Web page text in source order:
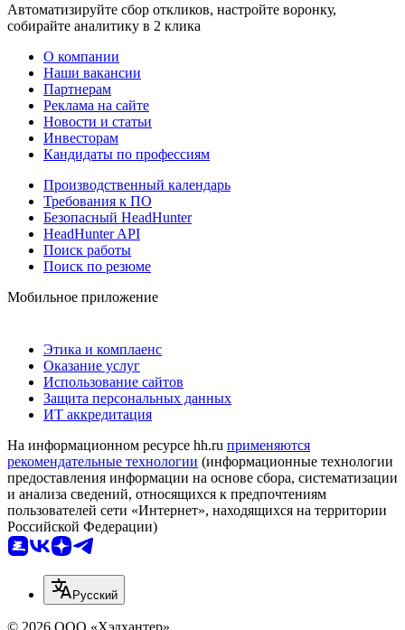
Автоматизируйте сбор откликов, настройте воронку,
собирайте аналитику в 2 клика
О компании
Наши вакансии
Партнерам
Реклама на сайте
Новости и статьи
Инвесторам
Кандидаты по профессиям
Производственный календарь
Требования к ПО
Безопасный HeadHunter
HeadHunter API
Поиск работы
Поиск по резюме
Мобильное приложение
Этика и комплаенс
Оказание услуг
Использование сайтов
Защита персональных данных
ИТ аккредитация
На информационном ресурсе hh.ru применяются
рекомендательные технологии (информационные технологии
предоставления информации на основе сбора, систематизации
и анализа сведений, относящихся к предпочтениям
пользователей сети «Интернет», находящихся на территории
Российской Федерации)
Русский
© 2026 ООО «Хэдхантер»